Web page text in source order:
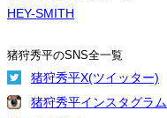
HEY-SMITH
猪狩秀平のSNS全一覧
猪狩秀平X(ツイッター)
猪狩秀平インスタグラム